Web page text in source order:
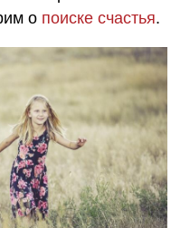
о поиске счастья.